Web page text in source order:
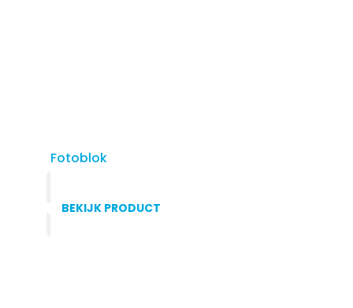
Fotoblok
BEKIJK PRODUCT